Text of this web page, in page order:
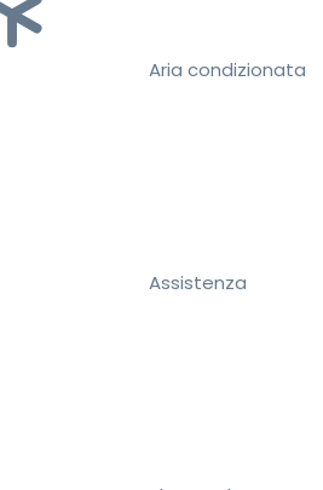
Aria condizionata
Assistenza